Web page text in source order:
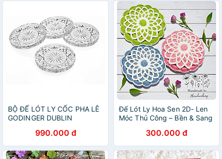
BỘ ĐẾ LÓT LY CỐC PHA LÊ
GODINGER DUBLIN
990.000 đ
Đế Lót Ly Hoa Sen 2D- Len
Móc Thủ Công – Bền & Sang
300.000 đ